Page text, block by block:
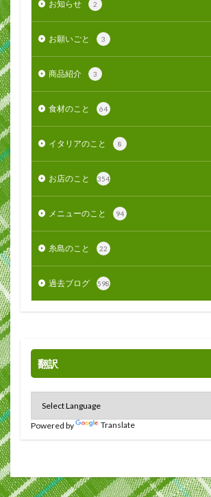
お知らせ 2
お願いごと 3
商品紹介 3
食材のこと 64
イタリアのこと 8
お店のこと 354
メニューのこと 94
糸島のこと 22
過去ブログ 598
翻訳
Powered by Translate